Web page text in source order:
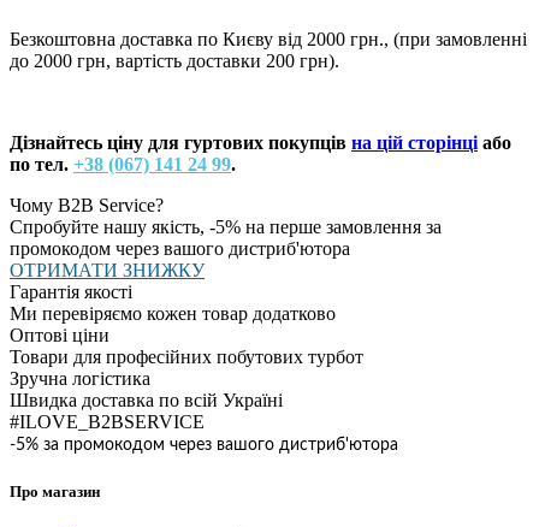
Безкоштовна доставка по Києву від 2000 грн., (при замовленні
до 2000 грн, вартість доставки 200 грн).
Дізнайтесь ціну для гуртових покупців на цій сторінці або
по тел. +38 (067) 141 24 99.
Чому B2B Service?
Спробуйте нашу якість, -5% на перше замовлення за
промокодом через вашого дистриб'ютора
ОТРИМАТИ ЗНИЖКУ
Гарантія якості
Ми перевіряємо кожен товар додатково
Оптові ціни
Товари для професійних побутових турбот
Зручна логістика
Швидка доставка по всій Україні
#ILOVE_B2BSERVICE
-5% за промокодом через вашого дистриб'ютора
Про магазин